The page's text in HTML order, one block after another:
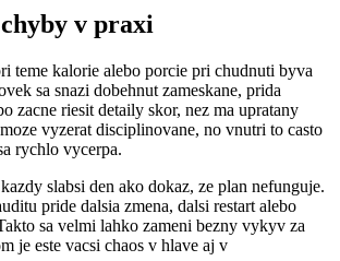
v praxi
teme kalorie alebo porcie pri chudnuti byva
sa snazi dobehnut zameskane, prida
zacne riesit detaily skor, nez ma upratany
vyzerat disciplinovane, no vnutri to casto
rychlo vycerpa.
slabsi den ako dokaz, ze plan nefunguje.
pride dalsia zmena, dalsi restart alebo
sa velmi lahko zameni bezny vykyv za
je este vacsi chaos v hlave aj v